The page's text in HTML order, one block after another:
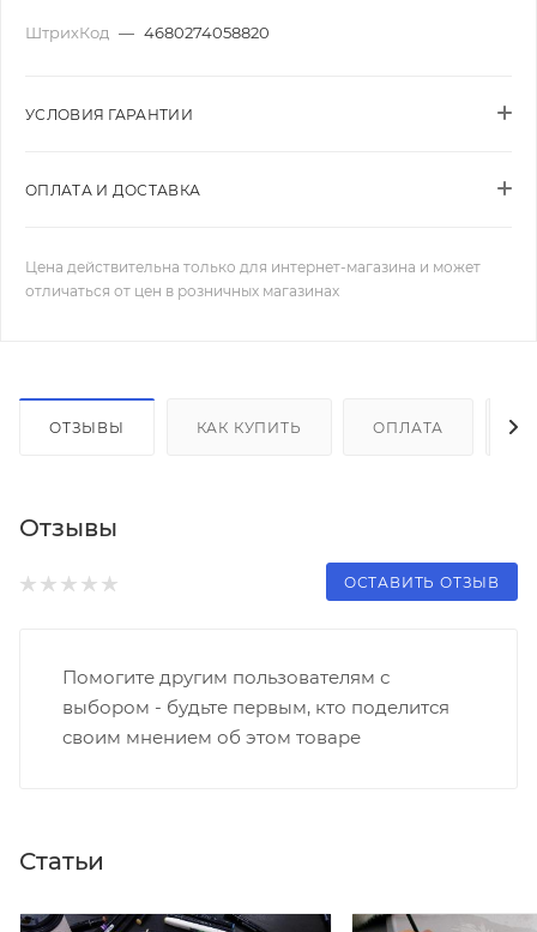
ШтрихКод — 4680274058820
УСЛОВИЯ ГАРАНТИИ
ОПЛАТА И ДОСТАВКА
Цена действительна только для интернет-магазина и может
отличаться от цен в розничных магазинах
ОТЗЫВЫ КАК КУПИТЬ ОПЛАТА
Отзывы
ОСТАВИТЬ ОТЗЫВ
Помогите другим пользователям с
выбором - будьте первым, кто поделится
своим мнением об этом товаре
Статьи